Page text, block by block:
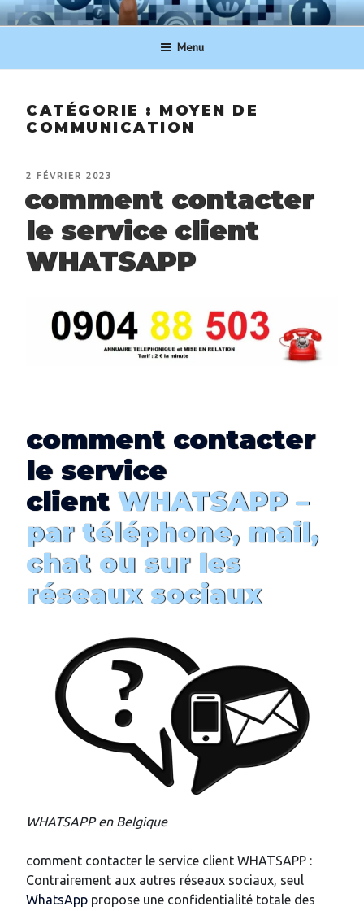
Aller
au
principal
NUMERO-SERVICECLIENT.BE
Menu
CATÉGORIE : MOYEN DE
COMMUNICATION
PUBLIÉ
2 FÉVRIER 2023
comment contacter
le service client
WHATSAPP
comment contacter
le service
clientWHATSAPP –
par téléphone, mail,
chat ou sur les
réseaux sociaux
WHATSAPP en Belgique
comment contacter le service client WHATSAPP :
Contrairement aux autres réseaux sociaux, seul
WhatsApp propose une confidentialité totale des